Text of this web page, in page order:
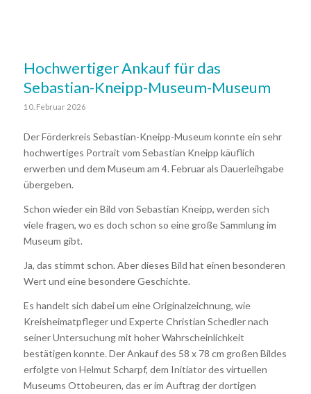
Hochwertiger Ankauf für das
Sebastian-Kneipp-Museum-Museum
10. Februar 2026
Der Förderkreis Sebastian-Kneipp-Museum konnte ein sehr
hochwertiges Portrait vom Sebastian Kneipp käuflich
erwerben und dem Museum am 4. Februar als Dauerleihgabe
übergeben.
Schon wieder ein Bild von Sebastian Kneipp, werden sich
viele fragen, wo es doch schon so eine große Sammlung im
Museum gibt.
Ja, das stimmt schon. Aber dieses Bild hat einen besonderen
Wert und eine besondere Geschichte.
Es handelt sich dabei um eine Originalzeichnung, wie
Kreisheimatpfleger und Experte Christian Schedler nach
seiner Untersuchung mit hoher Wahrscheinlichkeit
bestätigen konnte. Der Ankauf des 58 x 78 cm großen Bildes
erfolgte von Helmut Scharpf, dem Initiator des virtuellen
Museums Ottobeuren, das er im Auftrag der dortigen